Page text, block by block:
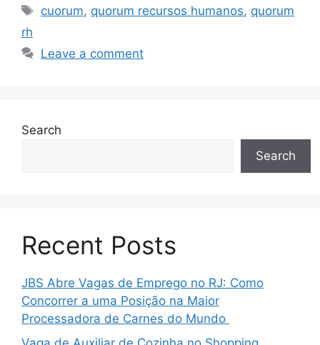
Tags
cuorum, quorum recursos humanos, quorum
rh
Leave a comment
Search
Search
Recent Posts
JBS Abre Vagas de Emprego no RJ: Como
Concorrer a uma Posição na Maior
Processadora de Carnes do Mundo